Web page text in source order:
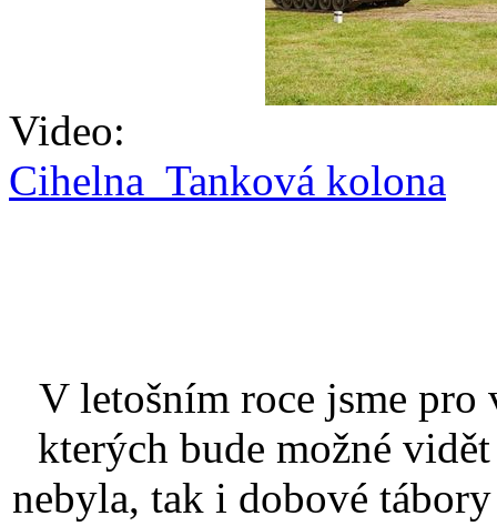
Video:
Cihelna Tanková kolona
V letošním roce jsme
kterých bude možné
nebyla, tak i dobové